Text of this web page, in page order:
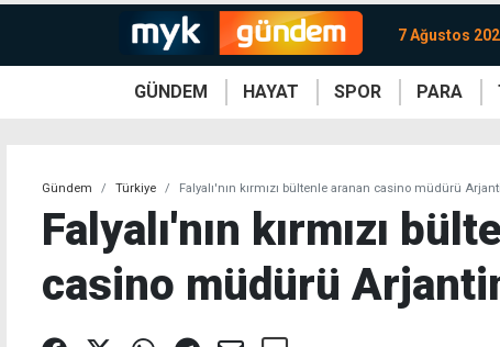
7 Ağustos
GÜNDEM HAYAT SPOR PARA
Gündem Türkiye Falyalı'nın kırmızı bültenle aranan casino müdürü
Falyalı'nın kırmızı
casino müdürü